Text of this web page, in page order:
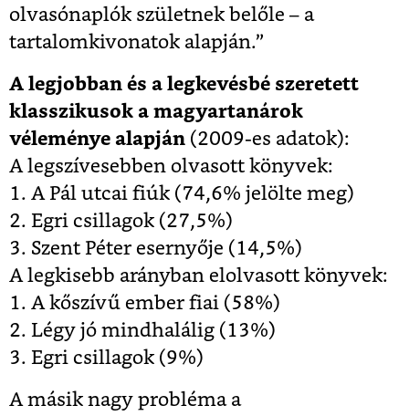
olvasónaplók születnek belőle – a
tartalomkivonatok alapján.”
A legjobban és a legkevésbé szeretett
klasszikusok a magyartanárok
véleménye alapján (2009-es adatok):
A legszívesebben olvasott könyvek:
1. A Pál utcai fiúk (74,6% jelölte meg)
2. Egri csillagok (27,5%)
3. Szent Péter esernyője (14,5%)
A legkisebb arányban elolvasott könyvek:
1. A kőszívű ember fiai (58%)
2. Légy jó mindhalálig (13%)
3. Egri csillagok (9%)
A másik nagy probléma a